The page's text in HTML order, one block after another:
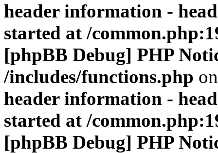
header information -
started at /
[phpBB Debug] PHP
/includes/functions.php
header information -
started at /
[phpBB Debug] PHP